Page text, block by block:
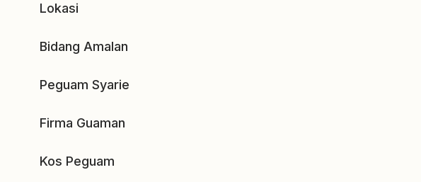
Lokasi
Bidang Amalan
Peguam Syarie
Firma Guaman
Kos Peguam